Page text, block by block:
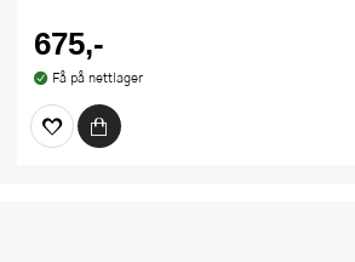
675,-
Få på nettlager